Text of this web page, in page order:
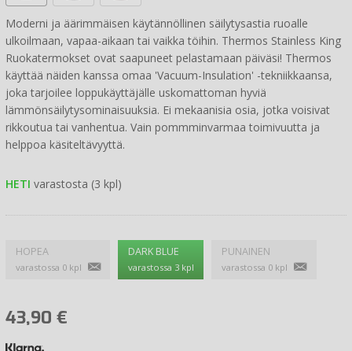
Moderni ja äärimmäisen käytännöllinen säilytysastia ruoalle
ulkoilmaan, vapaa-aikaan tai vaikka töihin. Thermos Stainless King
Ruokatermokset ovat saapuneet pelastamaan päiväsi! Thermos
käyttää näiden kanssa omaa 'Vacuum-Insulation' -tekniikkaansa,
joka tarjoilee loppukäyttäjälle uskomattoman hyviä
lämmönsäilytysominaisuuksia. Ei mekaanisia osia, jotka voisivat
rikkoutua tai vanhentua. Vain pommminvarmaa toimivuutta ja
helppoa käsiteltävyyttä.
HETI varastosta (3 kpl)
HOPEA
varastossa 0 kpl
DARK BLUE
varastossa 3 kpl
PUNAINEN
varastossa 0 kpl
43,90 €